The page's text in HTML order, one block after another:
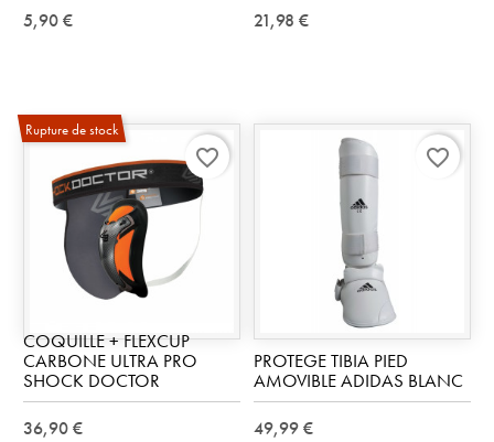
5,90 € 21,98 €
Rupture de stock
COQUILLE + FLEXCUP
CARBONE ULTRA PRO
SHOCK DOCTOR
36,90 €
favorite_border
PROTEGE TIBIA PIED
AMOVIBLE ADIDAS BLANC
49,99 €
favorite_border